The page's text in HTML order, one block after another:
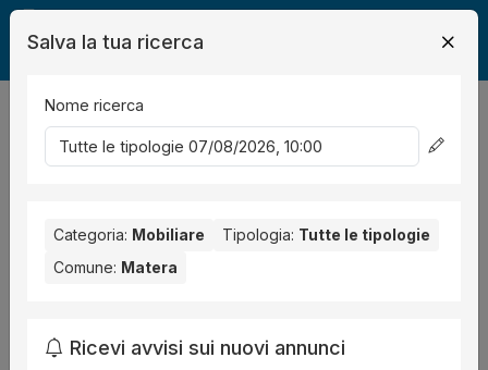
Legalmente Mobili
risultati Ordina per
risultato per la Provincia selezionata:Matera
Prova a modificare i parametri di ricerca:
Salva la tua ricerca
Nome ricerca
Categoria: Mobiliare Tipologia: Tutte le tipologie
Comune: Matera
Ricevi avvisi sui nuovi annunci